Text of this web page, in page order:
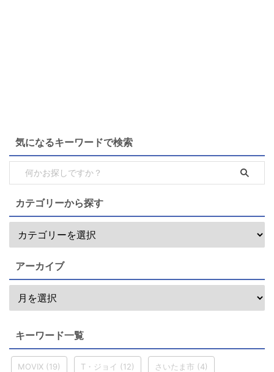
気になるキーワードで検索
カテゴリーから探す
アーカイブ
キーワード一覧
MOVIX (19) T・ジョイ (12) さいたま市 (4)